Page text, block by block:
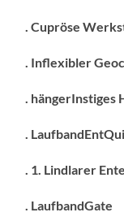
. Cupröse
. Inflexibler
. hängerInstiges
.
. 1. Lindlarer
. LaufbandGate